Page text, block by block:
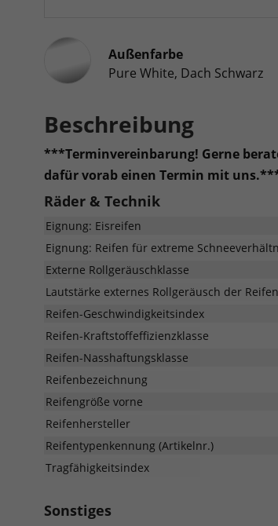
Außenfarbe
Pure White, Dach Schwarz
Beschreibung
***Terminvereinbarung! Gerne
dafür vorab einen Termin mit
Räder & Technik
Eignung: Eisreifen
Eignung: Reifen für extreme
Externe Rollgeräuschklasse
Lautstärke externes Rollgeräusch der Reifen
Reifen-Geschwindigkeitsindex
Reifen-Kraftstoffeffizienzklasse
Reifen-Nasshaftungsklasse
Reifenbezeichnung
Reifengröße vorne
Reifenhersteller
Reifentypenkennung (Artikelnr.)
Tragfähigkeitsindex
Sonstiges